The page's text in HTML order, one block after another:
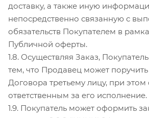
доставку, а также иную
непосредственно связанную с
обязательств Покупателем в
Публичной оферты.
1.8. Осуществляя Заказ,
тем, что Продавец может
Договора третьему лицу, при этом
ответственным за его исполнение.
1.9. Покупатель может оформить